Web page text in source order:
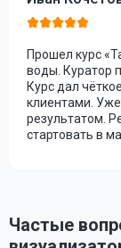
Прошел курс
воды. Куратор
Курс дал
клиентами.
результатом.
стартовать в
Частые